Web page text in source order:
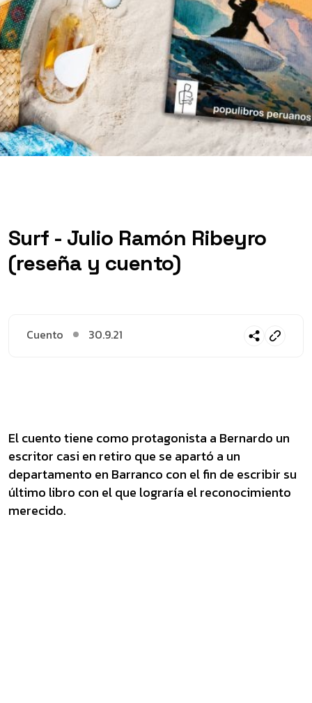
Surf - Julio Ramón Ribeyro
(reseña y cuento)
Cuento 30.9.21
El cuento tiene como protagonista a Bernardo un
escritor casi en retiro que se apartó a un
departamento en Barranco con el fin de escribir su
último libro con el que lograría el reconocimiento
merecido.